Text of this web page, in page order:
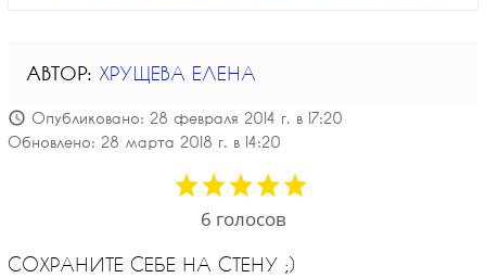
АВТОР: ХРУЩЕВА ЕЛЕНА
Опубликовано: 28 февраля 2014 г. в 17:20
Обновлено: 28 марта 2018 г. в 14:20
6 голосов
СОХРАНИТЕ СЕБЕ НА СТЕНУ ;)